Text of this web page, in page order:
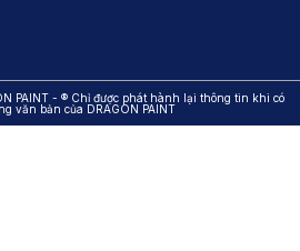
PAINT - ® Chỉ được phát hành lại thông tin khi có
văn bản của DRAGON PAINT